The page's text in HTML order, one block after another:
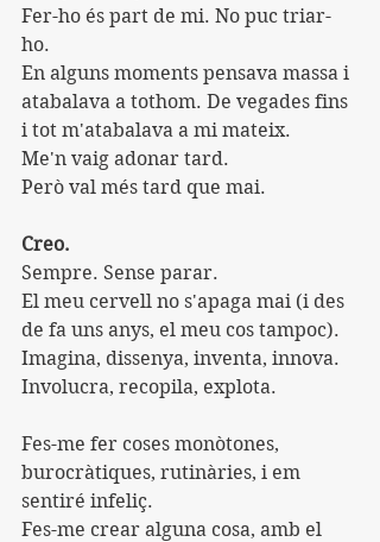
Fer-ho és part de mi. No puc triar-
ho.
En alguns moments pensava massa i
atabalava a tothom. De vegades fins
i tot m'atabalava a mi mateix.
Me'n vaig adonar tard.
Però val més tard que mai.
Creo.
Sempre. Sense parar.
El meu cervell no s'apaga mai (i des
de fa uns anys, el meu cos tampoc).
Imagina, dissenya, inventa, innova.
Involucra, recopila, explota.
Fes-me fer coses monòtones,
burocràtiques, rutinàries, i em
sentiré infeliç.
Fes-me crear alguna cosa, amb el